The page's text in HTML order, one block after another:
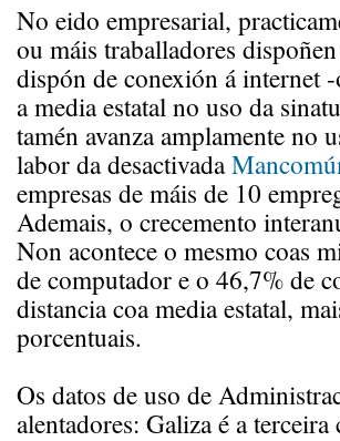
No eido empresarial,
ou máis traballadores
dispón de conexión á internet
a media estatal no uso da
tamén avanza amplamente no
labor da desactivada
empresas de máis de 10
Ademais, o crecemento
Non acontece o mesmo coas
de computador e o 46,7% de
distancia coa media estatal,
porcentuais.
Os datos de uso de
alentadores: Galiza é a